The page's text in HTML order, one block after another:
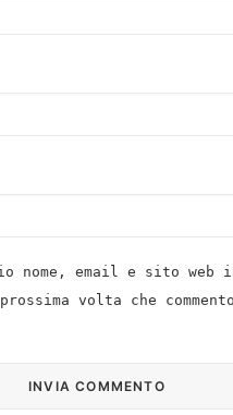
nome, email e sito web
volta che